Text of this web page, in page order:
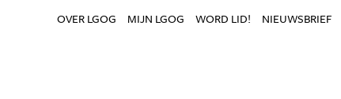
OVER LGOG MIJN LGOG WORD LID! NIEUWSBRIEF